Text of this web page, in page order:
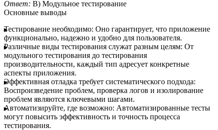
Ответ: B) Модульное тестирование
Основные выводы
Тестирование необходимо: Оно гарантирует, что приложение
функционально, надежно и удобно для пользователя.
Различные виды тестирования служат разным целям: От
модульного тестирования до тестирования
производительности, каждый тип адресует конкретные
аспекты приложения.
Эффективная отладка требует систематического подхода:
Воспроизведение проблем, проверка логов и изолирование
проблем являются ключевыми шагами.
Автоматизируйте, где возможно: Автоматизированные тесты
могут повысить эффективность и точность процесса
тестирования.